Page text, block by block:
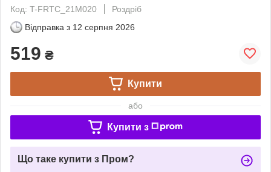
Код: T-FRTC_21M020
Роздріб
Відправка з 12 серпня 2026
519 ₴
Купити
або
Купити з
Що таке купити з Пром?